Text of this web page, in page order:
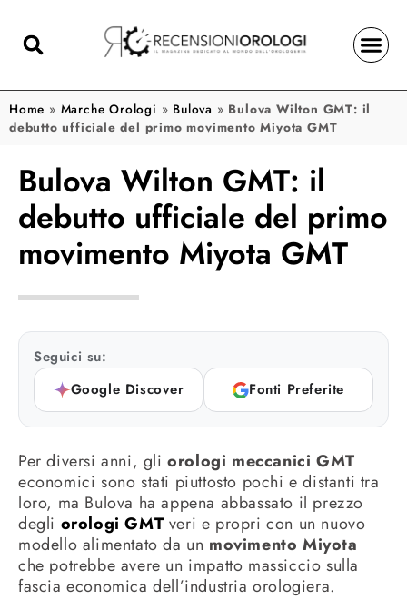
Home » Marche Orologi » Bulova » Bulova Wilton GMT: il
debutto ufficiale del primo movimento Miyota GMT
Bulova Wilton GMT: il
debutto ufficiale del primo
movimento Miyota GMT
Seguici su:
Google Discover
Fonti Preferite
Per diversi anni, gliorologi meccanici GMT
economici sono stati piuttosto pochi e distanti tra
loro, ma Bulova ha appena abbassato il prezzo
degli orologi GMT veri e propri con un nuovo
modello alimentato da un movimento Miyota
che potrebbe avere un impatto massiccio sulla
fascia economica dell’industria orologiera.